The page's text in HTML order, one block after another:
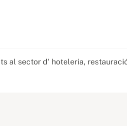
al sector d' hoteleria,